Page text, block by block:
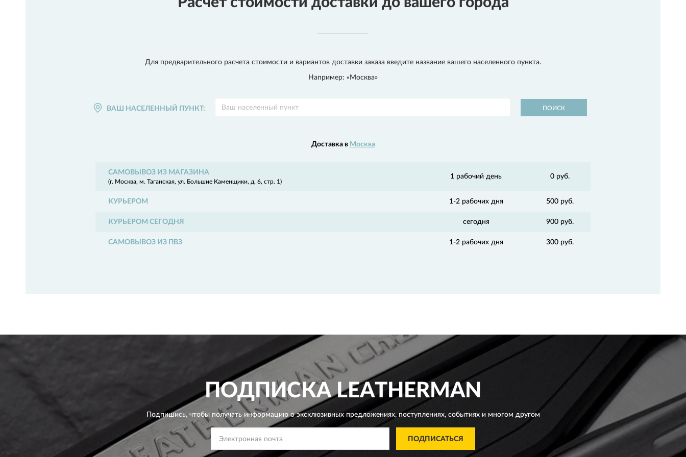
Для предварительного расчета стоимости и вариантов доставки заказа введите название вашего населенного пункта.
Например: «Москва»
ВАШ НАСЕЛЕННЫЙ ПУНКТ: ПОИСК
Доставка в Москва
САМОВЫВОЗ ИЗ МАГАЗИНА
(г. Москва, м. Таганская, ул. Большие Каменщики, д. 6, стр. 1)
1 рабочий день 0 руб.
КУРЬЕРОМ 1-2 рабочих дня 500 руб.
КУРЬЕРОМ СЕГОДНЯ сегодня 900 руб.
САМОВЫВОЗ ИЗ ПВЗ 1-2 рабочих дня 300 руб.
ПОДПИСКАLEATHERMAN
Подпишись, чтобы получать информацию о эксклюзивных предложениях,поступлениях, событиях и многом другом
ПОДПИСАТЬСЯ